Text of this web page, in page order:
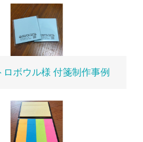
ロボウル様 付箋制作事例